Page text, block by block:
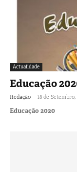
Actualidade
Educação
Redação - 18 de Setembro,
Educação 2020